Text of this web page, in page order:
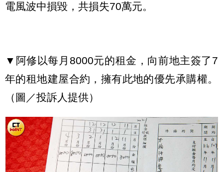
電風波中損毀，共損失70萬元。
▼阿修以每月8000元的租金，向前地主簽了7
年的租地建屋合約，擁有此地的優先承購權。
（圖／投訴人提供）